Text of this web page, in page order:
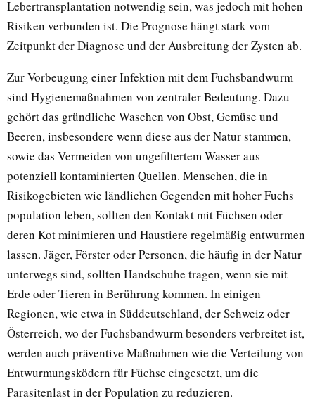
Lebertransplantation notwendig sein, was jedoch mit hohen
Risiken verbunden ist. Die Prognose hängt stark vom
Zeitpunkt der Diagnose und der Ausbreitung der Zysten ab.
Zur Vorbeugung einer Infektion mit dem Fuchsbandwurm
sind Hygienemaßnahmen von zentraler Bedeutung. Dazu
gehört das gründliche Waschen von Obst, Gemüse und
Beeren, insbesondere wenn diese aus der Natur stammen,
sowie das Vermeiden von ungefiltertem Wasser aus
potenziell kontaminierten Quellen. Menschen, die in
Risikogebieten wie ländlichen Gegenden mit hoher Fuchs
population leben, sollten den Kontakt mit Füchsen oder
deren Kot minimieren und Haustiere regelmäßig entwurmen
lassen. Jäger, Förster oder Personen, die häufig in der Natur
unterwegs sind, sollten Handschuhe tragen, wenn sie mit
Erde oder Tieren in Berührung kommen. In einigen
Regionen, wie etwa in Süddeutschland, der Schweiz oder
Österreich, wo der Fuchsbandwurm besonders verbreitet ist,
werden auch präventive Maßnahmen wie die Verteilung von
Entwurmungsködern für Füchse eingesetzt, um die
Parasitenlast in der Population zu reduzieren.